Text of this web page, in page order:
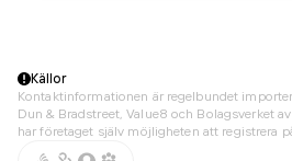
Källor
Kontaktinformationen är regelbundet
Dun & Bradstreet, Value8 och Bolagsverket
har företaget själv möjligheten att registrera